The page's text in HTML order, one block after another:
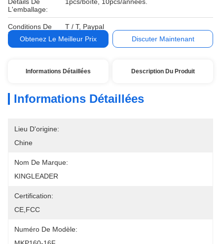
L'emballage:
Conditions De
Paiement:
T / T, Paypal
Obtenez Le Meilleur Prix
Discuter Maintenant
Informations Détaillées Description Du Produit
Informations Détaillées
Lieu D'origine:
Chine
Nom De Marque:
KINGLEADER
Certification:
CE,FCC
Numéro De Modèle: